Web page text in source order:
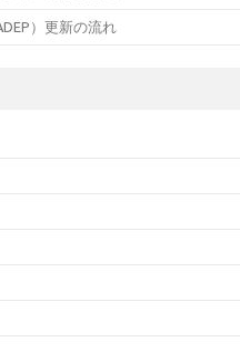
）更新の流れ